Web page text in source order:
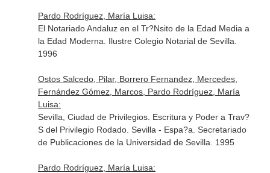
Pardo Rodríguez, María Luisa:
El Notariado Andaluz en el Tr?Nsito de la Edad Media a
la Edad Moderna. Ilustre Colegio Notarial de Sevilla.
1996
Ostos Salcedo, Pilar, Borrero Fernandez, Mercedes,
Fernández Gómez, Marcos, Pardo Rodríguez, María
Luisa:
Sevilla, Ciudad de Privilegios. Escritura y Poder a Trav?
S del Privilegio Rodado. Sevilla - Espa?a. Secretariado
de Publicaciones de la Universidad de Sevilla. 1995
Pardo Rodríguez, María Luisa: